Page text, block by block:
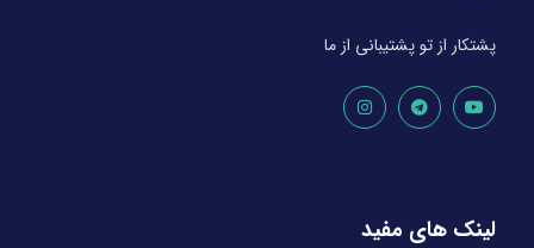
پشتکار از تو پشتیبانی از ما
لینک های مفید